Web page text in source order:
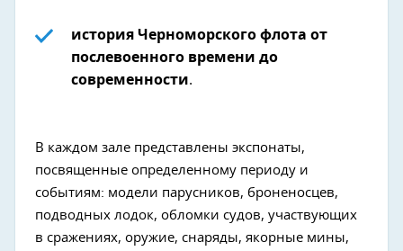
история Черноморского флота от
послевоенного времени до
современности.
В каждом зале представлены экспонаты,
посвященные определенному периоду и
событиям: модели парусников, броненосцев,
подводных лодок, обломки судов, участвующих
в сражениях, оружие, снаряды, якорные мины,